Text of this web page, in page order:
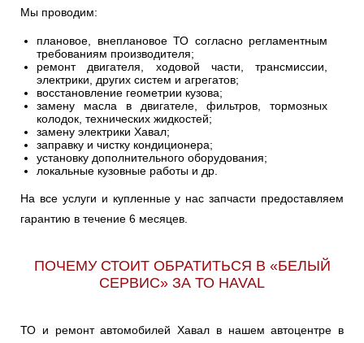
Мы проводим:
плановое, внеплановое ТО согласно регламентным
требованиям производителя;
ремонт двигателя, ходовой части, трансмиссии,
электрики, других систем и агрегатов;
восстановление геометрии кузова;
замену масла в двигателе, фильтров, тормозных
колодок, технических жидкостей;
замену электрики Хавал;
заправку и чистку кондиционера;
установку дополнительного оборудования;
локальные кузовные работы и др.
На все услуги и купленные у нас запчасти предоставляем
гарантию в течение 6 месяцев.
ПОЧЕМУ СТОИТ ОБРАТИТЬСЯ В «БЕЛЫЙ
СЕРВИС» ЗА ТО HAVAL
ТО и ремонт автомобилей Хавал в нашем автоцентре в